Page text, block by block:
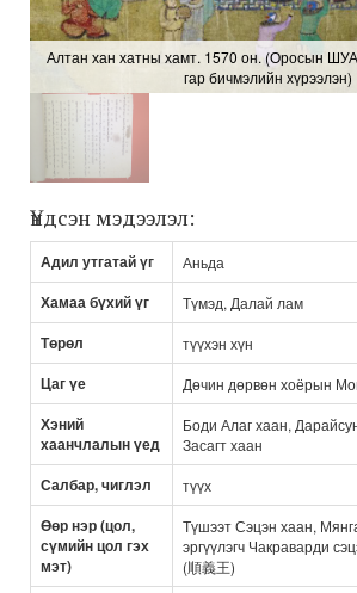
Алтан хан хатны хамт. 1570 он. (Оросын
гар бичмэлийн хүрээлэн)
Үндсэн мэдээлэл:
Адил утгатай үг Аньда
Хамаа бүхий үг Түмэд, Далай лам
Төрөл түүхэн хүн
Цаг үе Дөчин дөрвөн хоёрын
Хэний
хаанчлалын үед
Боди Алаг хаан,
Засагт хаан
Салбар, чиглэл түүх
Өөр нэр (цол,
сүмийн цол гэх
мэт)
Түшээт Сэцэн хаан,
эргүүлэгч Чакраварди
(順義王)